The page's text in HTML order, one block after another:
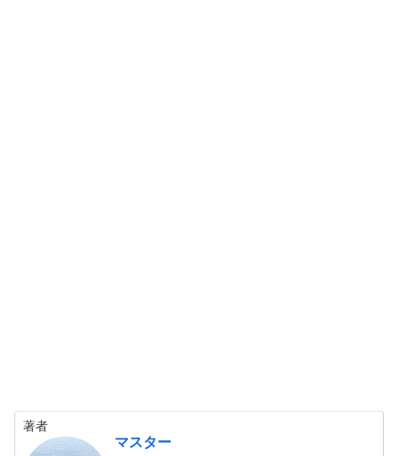
著者
マスター